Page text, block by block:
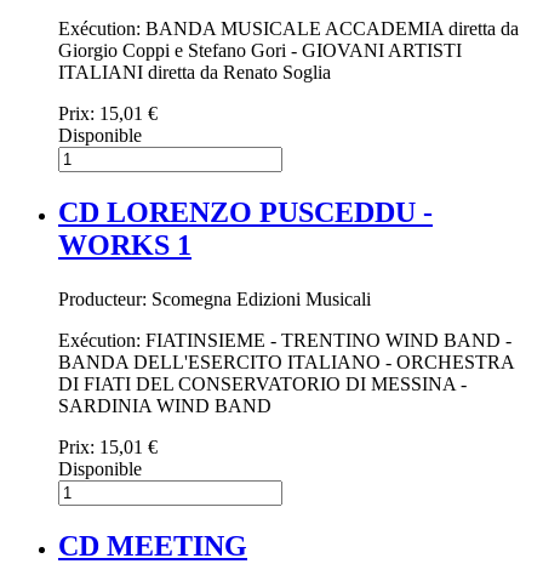
Exécution: BANDA MUSICALE ACCADEMIA diretta da
Giorgio Coppi e Stefano Gori - GIOVANI ARTISTI
ITALIANI diretta da Renato Soglia
Prix: 15,01 €
Disponible
CD LORENZO PUSCEDDU -
WORKS 1
Producteur: Scomegna Edizioni Musicali
Exécution: FIATINSIEME - TRENTINO WIND BAND -
BANDA DELL'ESERCITO ITALIANO - ORCHESTRA
DI FIATI DEL CONSERVATORIO DI MESSINA -
SARDINIA WIND BAND
Prix: 15,01 €
Disponible
CD MEETING